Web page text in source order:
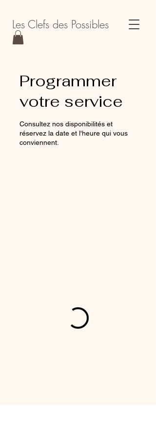
Les Clefs des Possibles
Programmer
votre service
Consultez nos disponibilités et
réservez la date et l'heure qui vous
conviennent.